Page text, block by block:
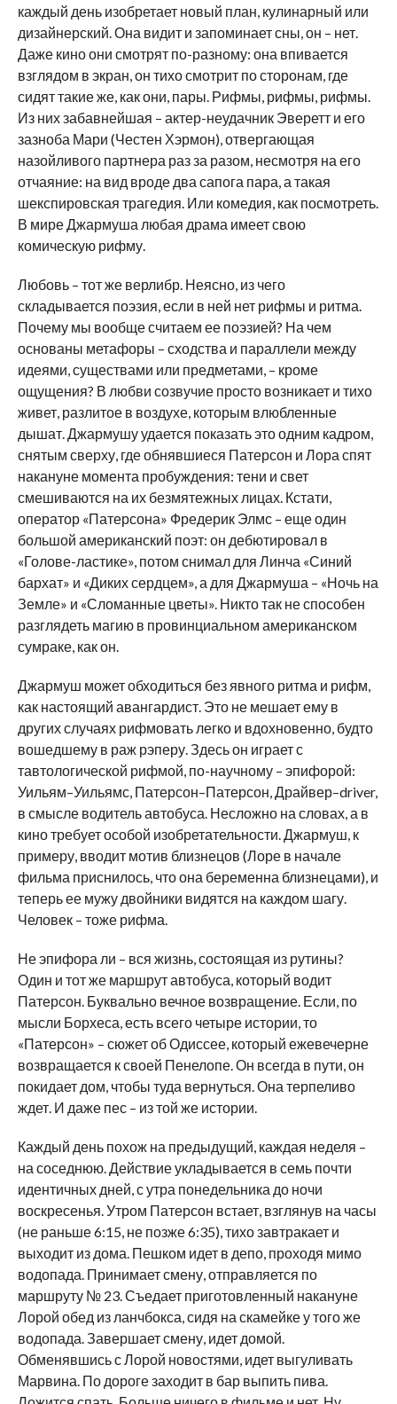
каждый день изобретает новый план, кулинарный или
дизайнерский. Она видит и запоминает сны, он – нет.
Даже кино они смотрят по-разному: она впивается
взглядом в экран, он тихо смотрит по сторонам, где
сидят такие же, как они, пары. Рифмы, рифмы, рифмы.
Из них забавнейшая – актер-неудачник Эверетт и его
зазноба Мари (Честен Хэрмон), отвергающая
назойливого партнера раз за разом, несмотря на его
отчаяние: на вид вроде два сапога пара, а такая
шекспировская трагедия. Или комедия, как посмотреть.
В мире Джармуша любая драма имеет свою
комическую рифму.
Любовь – тот же верлибр. Неясно, из чего
складывается поэзия, если в ней нет рифмы и ритма.
Почему мы вообще считаем ее поэзией? На чем
основаны метафоры – сходства и параллели между
идеями, существами или предметами, – кроме
ощущения? В любви созвучие просто возникает и тихо
живет, разлитое в воздухе, которым влюбленные
дышат. Джармушу удается показать это одним кадром,
снятым сверху, где обнявшиеся Патерсон и Лора спят
накануне момента пробуждения: тени и свет
смешиваются на их безмятежных лицах. Кстати,
оператор «Патерсона» Фредерик Элмс – еще один
большой американский поэт: он дебютировал в
«Голове-ластике», потом снимал для Линча «Синий
бархат» и «Диких сердцем», а для Джармуша – «Ночь на
Земле» и «Сломанные цветы». Никто так не способен
разглядеть магию в провинциальном американском
сумраке, как он.
Джармуш может обходиться без явного ритма и рифм,
как настоящий авангардист. Это не мешает ему в
других случаях рифмовать легко и вдохновенно, будто
вошедшему в раж рэперу. Здесь он играет с
тавтологической рифмой, по-научному – эпифорой:
Уильям–Уильямс, Патерсон–Патерсон, Драйвер–driver,
в смысле водитель автобуса. Несложно на словах, а в
кино требует особой изобретательности. Джармуш, к
примеру, вводит мотив близнецов (Лоре в начале
фильма приснилось, что она беременна близнецами), и
теперь ее мужу двойники видятся на каждом шагу.
Человек – тоже рифма.
Не эпифора ли – вся жизнь, состоящая из рутины?
Один и тот же маршрут автобуса, который водит
Патерсон. Буквально вечное возвращение. Если, по
мысли Борхеса, есть всего четыре истории, то
«Патерсон» – сюжет об Одиссее, который ежевечерне
возвращается к своей Пенелопе. Он всегда в пути, он
покидает дом, чтобы туда вернуться. Она терпеливо
ждет. И даже пес – из той же истории.
Каждый день похож на предыдущий, каждая неделя –
на соседнюю. Действие укладывается в семь почти
идентичных дней, с утра понедельника до ночи
воскресенья. Утром Патерсон встает, взглянув на часы
(не раньше 6:15, не позже 6:35), тихо завтракает и
выходит из дома. Пешком идет в депо, проходя мимо
водопада. Принимает смену, отправляется по
маршруту № 23. Съедает приготовленный накануне
Лорой обед из ланчбокса, сидя на скамейке у того же
водопада. Завершает смену, идет домой.
Обменявшись с Лорой новостями, идет выгуливать
Марвина. По дороге заходит в бар выпить пива.